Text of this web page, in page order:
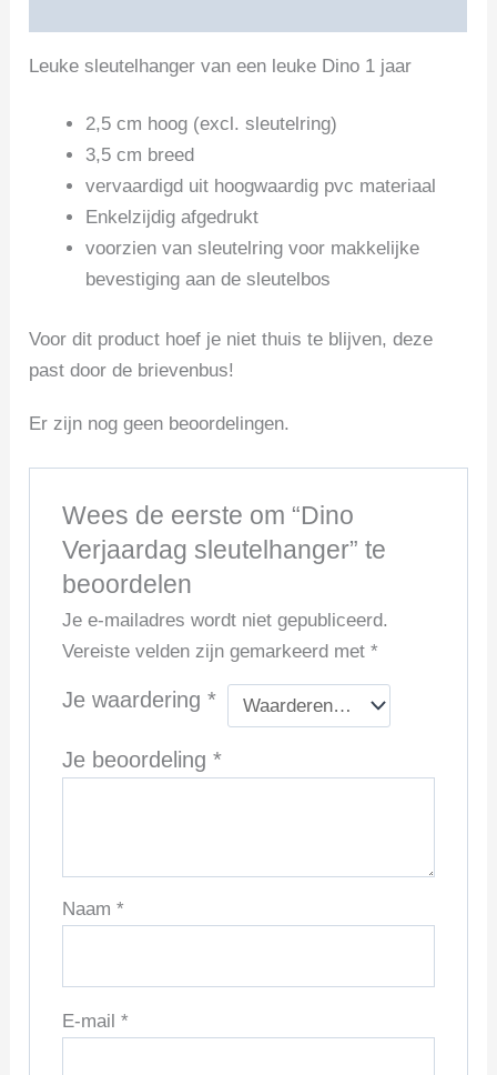
Leuke sleutelhanger van een leuke Dino 1 jaar
2,5 cm hoog (excl. sleutelring)
3,5 cm breed
vervaardigd uit hoogwaardig pvc materiaal
Enkelzijdig afgedrukt
voorzien van sleutelring voor makkelijke
bevestiging aan de sleutelbos
Voor dit product hoef je niet thuis te blijven, deze
past door de brievenbus!
Er zijn nog geen beoordelingen.
Wees de eerste om “Dino
Verjaardag sleutelhanger” te
beoordelen
Je e-mailadres wordt niet gepubliceerd.
Vereiste velden zijn gemarkeerd met *
Je waardering *
Je beoordeling *
Naam *
E-mail *